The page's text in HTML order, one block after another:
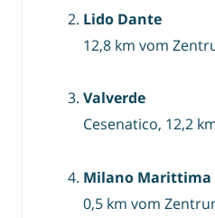
Lido Dante
12,8 km vom
Valverde
Cesenatico, 12,2
Milano Marittima
0,5 km vom